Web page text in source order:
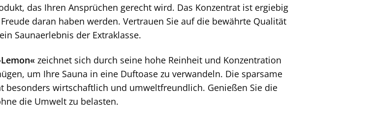
das Ihren Ansprüchen gerecht wird. Das Konzentrat ist ergiebig
daran haben werden. Vertrauen Sie auf die bewährte Qualität
Saunaerlebnis der Extraklasse.
zeichnet sich durch seine hohe Reinheit und Konzentration
um Ihre Sauna in eine Duftoase zu verwandeln. Die sparsame
besonders wirtschaftlich und umweltfreundlich. Genießen Sie die
die Umwelt zu belasten.